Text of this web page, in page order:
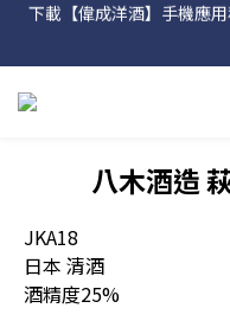
網店購滿
八木酒造
JKA18
日本 清酒
酒精度25%